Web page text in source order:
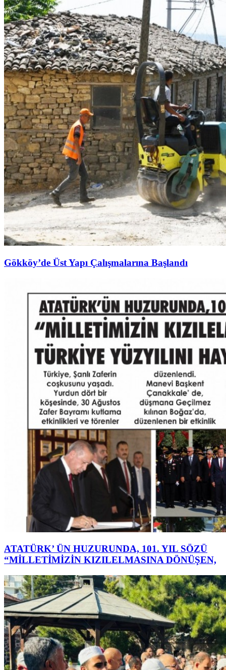
Gökköy’de Üst Yapı Çalışmalarına Başlandı
ATATÜRK’ ÜN HUZURUNDA, 101. YIL SÖZÜ
“MİLLETİMİZİN KIZILELMASINA DÖNÜŞEN,